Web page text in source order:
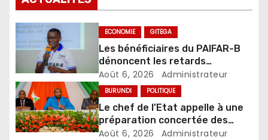
ECONOMIE GITEGA
Les bénéficiaires du PAIFAR-B
dénoncent les retards
exagérés dans l’octroi des
crédits agricoles
Août 6, 2026 Administrateur
BURUNDI POLITIQUE
Le chef de l’Etat appelle à une
préparation concertée des
élections de 2027
Août 6, 2026 Administrateur